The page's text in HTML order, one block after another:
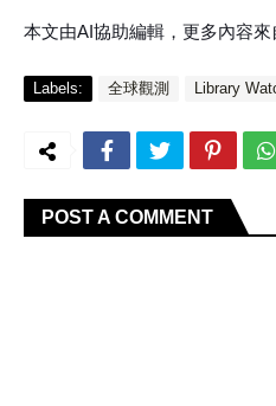
本文由AI協助編輯，更多內容來
Labels: 全球觀測 Library
POST A COMMENT